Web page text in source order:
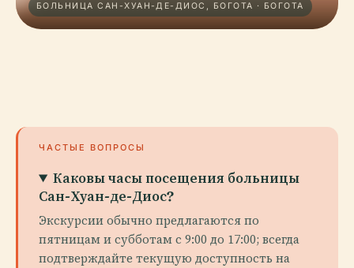
БОЛЬНИЦА САН-ХУАН-ДЕ-ДИОС, БОГОТА · БОГОТА
ЧАСТЫЕ ВОПРОСЫ
Каковы часы посещения больницы
Сан-Хуан-де-Диос?
Экскурсии обычно предлагаются по
пятницам и субботам с 9:00 до 17:00; всегда
подтверждайте текущую доступность на